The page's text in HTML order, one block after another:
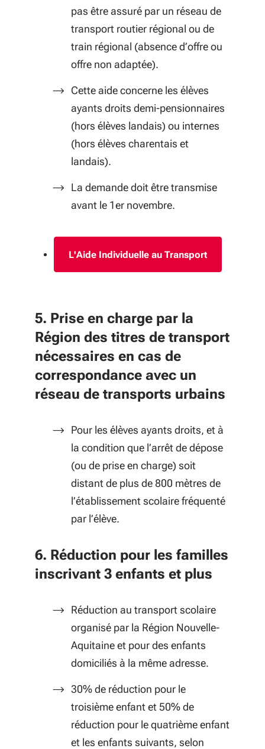
pas être assuré par un réseau de
transport routier régional ou de
train régional (absence d’offre ou
offre non adaptée).
Cette aide concerne les élèves
ayants droits demi-pensionnaires
(hors élèves landais) ou internes
(hors élèves charentais et
landais).
La demande doit être transmise
avant le 1er novembre.
L'Aide Individuelle au Transport
5. Prise en charge par la
Région des titres de transport
nécessaires en cas de
correspondance avec un
réseau de transports urbains
Pour les élèves ayants droits, et à
la condition que l’arrêt de dépose
(ou de prise en charge) soit
distant de plus de 800 mètres de
l’établissement scolaire fréquenté
par l’élève.
6. Réduction pour les familles
inscrivant 3 enfants et plus
Réduction au transport scolaire
organisé par la Région Nouvelle-
Aquitaine et pour des enfants
domiciliés à la même adresse.
30% de réduction pour le
troisième enfant et 50% de
réduction pour le quatrième enfant
et les enfants suivants, selon